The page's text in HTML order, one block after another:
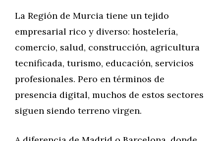
La Región de Murcia tiene un tejido
empresarial rico y diverso: hostelería,
comercio, salud, construcción, agricultura
tecnificada, turismo, educación, servicios
profesionales. Pero en términos de
presencia digital, muchos de estos sectores
siguen siendo terreno virgen.